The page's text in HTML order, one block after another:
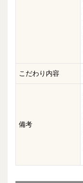
こだわり内容
備考